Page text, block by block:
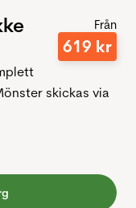
Från
619 kr
skickas via